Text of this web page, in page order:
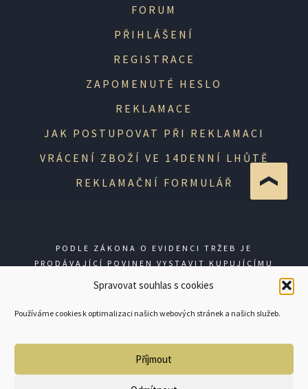
Spravovat souhlas s cookies
Používáme cookies k optimalizaci našich webových stránek a našich služeb.
Příjmout
FORUM
PŘIHLÁŠENÍ
REGISTRACE
ZAPOMENUTÉ HESLO
REKLAMACE
JAK POSTUPOVAT PŘI REKLAMACI
VRÁCENÍ ZBOŽÍ VE 14DENNÍ LHŮTĚ
REKLAMAČNÍ FORMULÁŘ
PODLE ZÁKONA O EVIDENCI TRŽEB JE
PRODÁVAJÍCÍ POVINEN VYSTAVIT KUPUJÍCÍMU
PŘIJATOU TRŽBU U SPRÁVCE DANĚ ONLINE; V
PŘÍPADĚ TECHNICKÉHO VÝPADKU PAK NEJPOZDĚJI
© GUNSHOP 2026